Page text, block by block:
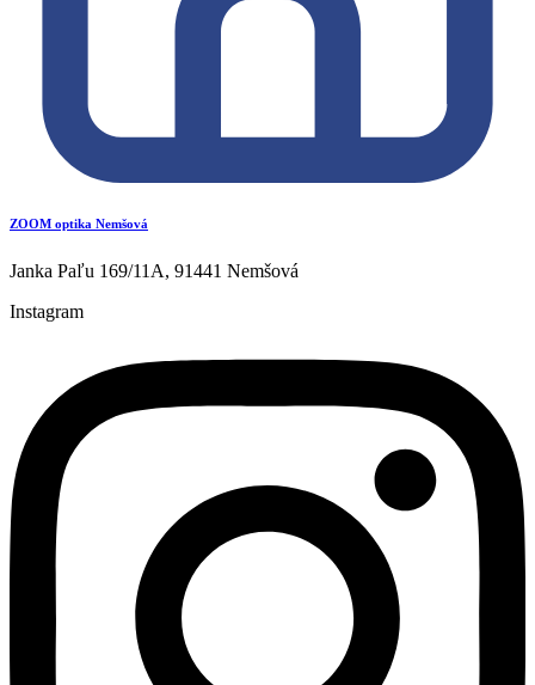
ZOOM optika Nemšová
Janka Paľu 169/11A, 91441 Nemšová
Instagram